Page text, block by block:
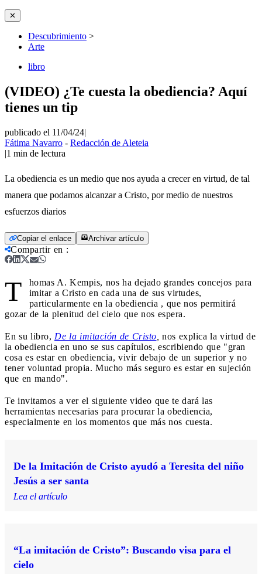
✕
Descubrimiento >
Arte
libro
(VIDEO) ¿Te cuesta la obediencia? Aquí
tienes un tip
publicado el 11/04/24|
Fátima Navarro - Redacción de Aleteia
|1 min de lectura
La obediencia es un medio que nos ayuda a crecer en virtud, de tal
manera que podamos alcanzar a Cristo, por medio de nuestros
esfuerzos diarios
Copiar el enlace Archivar artículo
Compartir en :
T
homas A. Kempis, nos ha dejado grandes concejos para
imitar a Cristo en cada una de sus virtudes,
particularmente en la obediencia , que nos permitirá
gozar de la plenitud del cielo que nos espera.
En su libro, De la imitación de Cristo nos explica la virtud de
la obediencia en uno se sus capítulos, escribiendo que "gran
cosa es estar en obediencia, vivir debajo de un superior y no
tener voluntad propia. Mucho más seguro es estar en sujeción
que en mando".
Te invitamos a ver el siguiente video que te dará las
herramientas necesarias para procurar la obediencia,
especialmente en los momentos que más nos cuesta.
De la Imitación de Cristo ayudó a Teresita del niño
Jesús a ser santa
Lea el artículo
“La imitación de Cristo”: Buscando visa para el
cielo